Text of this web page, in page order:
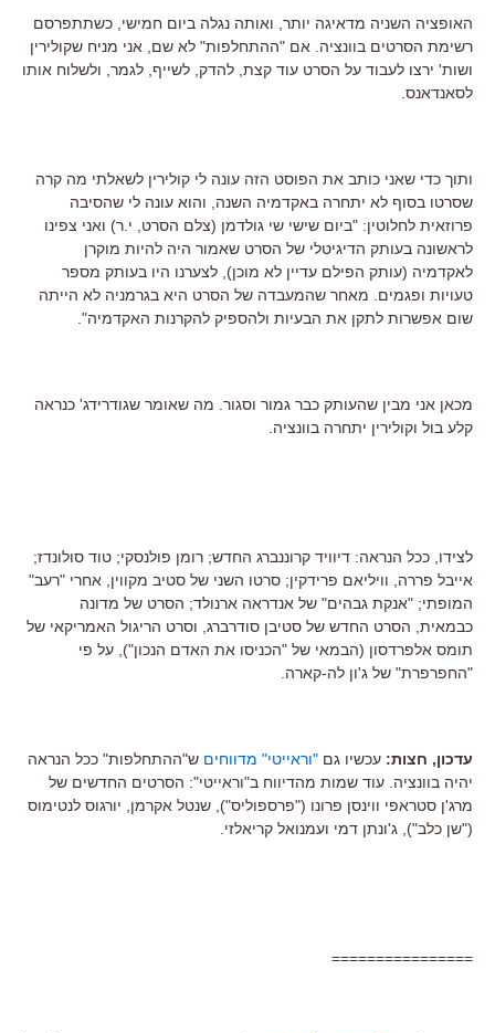
האופציה השניה מדאיגה יותר, ואותה נגלה ביום חמישי, כשתתפרסם
רשימת הסרטים בוונציה. אם "ההתחלפות" לא שם, אני מניח שקולירין
ושות' ירצו לעבוד על הסרט עוד קצת, להדק, לשייף, לגמר, ולשלוח אותו
לסאנדאנס.
ותוך כדי שאני כותב את הפוסט הזה עונה לי קולירין לשאלתי מה קרה
שסרטו בסוף לא יתחרה באקדמיה השנה, והוא עונה לי שהסיבה
פרוזאית לחלוטין: "ביום שישי שי גולדמן (צלם הסרט, י.ר) ואני צפינו
לראשונה בעותק הדיגיטלי של הסרט שאמור היה להיות מוקרן
לאקדמיה (עותק הפילם עדיין לא מוכן), לצערנו היו בעותק מספר
טעויות ופגמים. מאחר שהמעבדה של הסרט היא בגרמניה לא הייתה
שום אפשרות לתקן את הבעיות ולהספיק להקרנות האקדמיה".
מכאן אני מבין שהעותק כבר גמור וסגור. מה שאומר שגודרידג' כנראה
קלע בול וקולירין יתחרה בוונציה.
לצידו, ככל הנראה: דיוויד קרוננברג החדש; רומן פולנסקי; טוד סולונדז;
אייבל פררה, וויליאם פרידקין; סרטו השני של סטיב מקווין, אחרי "רעב"
המופתי; "אנקת גבהים" של אנדראה ארנולד; הסרט של מדונה
כבמאית, הסרט החדש של סטיבן סודרברג, וסרט הריגול האמריקאי של
תומס אלפרדסון (הבמאי של "הכניסו את האדם הנכון"), על פי
"החפרפרת" של ג'ון לה-קארה.
עדכון, חצות: עכשיו גם "וראייטי" מדווחים ש"ההתחלפות" ככל הנראה
יהיה בוונציה. עוד שמות מהדיווח ב"וראייטי": הסרטים החדשים של
מרג'ן סטראפי ווינסן פרונו ("פרספוליס"), שנטל אקרמן, יורגוס לנטימוס
("שן כלב"), ג'ונתן דמי ועמנואל קריאלזי.
================